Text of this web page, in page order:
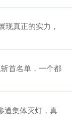
现真正的实力，
首名单，一个都
遭集体灭灯，真